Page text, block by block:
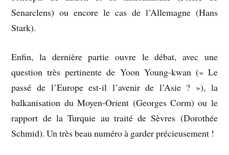
Senarclens) ou encore le cas de l’Allemagne (Hans
Stark).
Enfin, la dernière partie ouvre le débat, avec une
question très pertinente de Yoon Young-kwan (« Le
passé de l’Europe est-il l’avenir de l’Asie ? »), la
balkanisation du Moyen-Orient (Georges Corm) ou le
rapport de la Turquie au traité de Sèvres (Dorothée
Schmid). Un très beau numéro à garder précieusement !